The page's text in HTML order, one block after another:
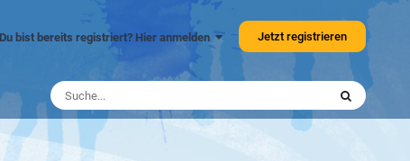
Du bist bereits registriert? Hier anmelden Jetzt registrieren